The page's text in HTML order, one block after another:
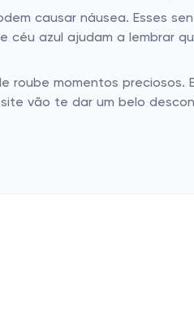
causar náusea. Esses
azul ajudam a lembrar
momentos preciosos.
vão te dar um belo